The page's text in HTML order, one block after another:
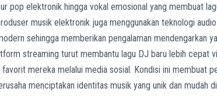
pop elektronik hingga vokal emosional yang membuat
musik elektronik juga menggunakan teknologi
sehingga memberikan pengalaman mendengarkan
streaming turut membantu lagu DJ baru lebih cepat
mereka melalui media sosial. Kondisi ini membuat
menciptakan identitas musik yang unik dan mudah